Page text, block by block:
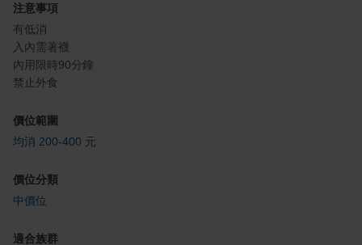
注意事項
有低消
入內需著襪
內用限時90分鐘
禁止外食
價位範圍
均消 200-400 元
價位分類
中價位
適合族群